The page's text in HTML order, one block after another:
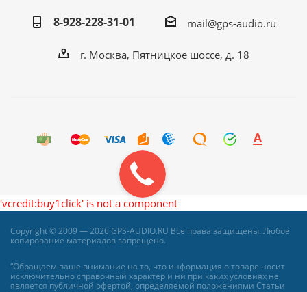
8-928-228-31-01
mail@gps-audio.ru
г. Москва, Пятницкое шоссе, д. 18
'vcredit:buy1click' is not a component
Copyright © 2009 — 2026 GPS-AUDIO.RU Все права защищены. Любое
копирование материалов запрещено.
“Обращаем ваше внимание на то, что информация о товаре носит
исключительно справочный характер и ни при каких условиях не
является публичной офертой, определяемой положениями Статьи